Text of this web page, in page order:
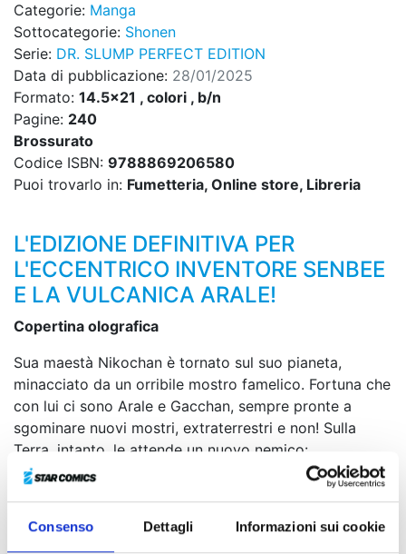
Consenso Dettagli Informazioni sui cookie
Categorie: Manga
Sottocategorie: Shonen
Serie: DR. SLUMP PERFECT EDITION
Data di pubblicazione: 28/01/2025
Formato: 14.5x21 , colori , b/n
Pagine: 240
Brossurato
Codice ISBN: 9788869206580
Puoi trovarlo in: Fumetteria, Online store, Libreria
L'EDIZIONE DEFINITIVA PER
L'ECCENTRICO INVENTORE SENBEE
E LA VULCANICA ARALE!
Copertina olografica
Sua maestà Nikochan è tornato sul suo pianeta,
minacciato da un orribile mostro famelico. Fortuna che
con lui ci sono Arale e Gacchan, sempre pronte a
sgominare nuovi mostri, extraterrestri e non! Sulla
Terra, intanto, le attende un nuovo nemico:
Caramelman 4, il robottino del Dottor Mashirito!
Tuttavia, sembra essere alquanto “compatibile” con